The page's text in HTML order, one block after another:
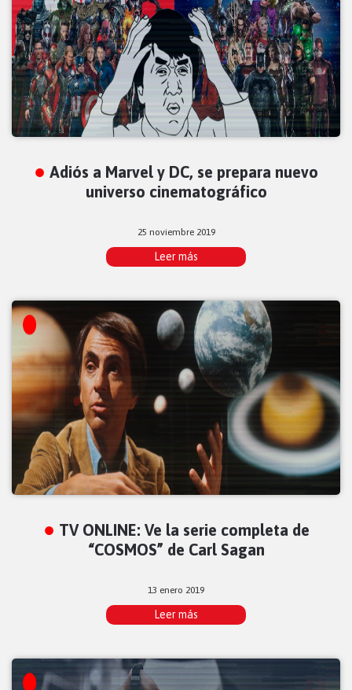
Adiós a Marvel y DC, se prepara nuevo
universo cinematográfico
25 noviembre 2019
Leer más
TV ONLINE: Ve la serie completa de
“COSMOS” de Carl Sagan
13 enero 2019
Leer más